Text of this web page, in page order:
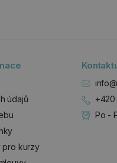
údajů
pro kurzy
+420
Po -